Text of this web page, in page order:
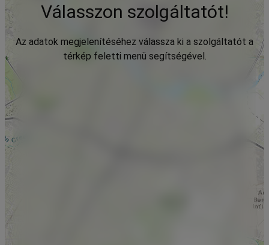
Válasszon szolgáltatót!
Az adatok megjelenítéséhez válassza ki a szolgáltatót a
térkép feletti menü segítségével.